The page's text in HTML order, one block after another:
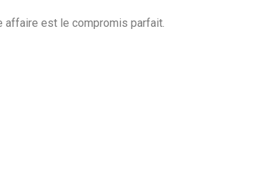
affaire est le compromis parfait.